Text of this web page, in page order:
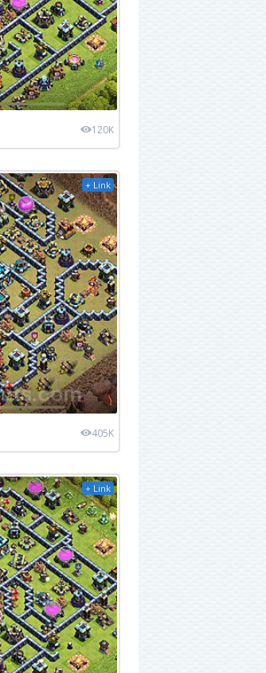
120K
+ Link
405K
+ Link